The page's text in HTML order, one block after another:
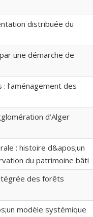
distribuée du
une démarche de
l’aménagement des
d’Alger
: histoire d&apos;un
du patrimoine bâti
des forêts
modèle systémique